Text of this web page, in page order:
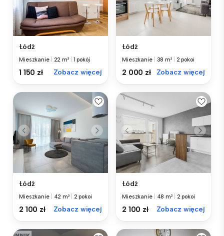
Łódź
Mieszkanie 22 m² 1 pokój
1 150 zł Zobacz więcej
Łódź
Mieszkanie 38 m² 2 pokoi
2 000 zł Zobacz więcej
Łódź
Mieszkanie 42 m² 2 pokoi
2 100 zł Zobacz więcej
Łódź
Mieszkanie 48 m² 2 pokoi
2 100 zł Zobacz więcej